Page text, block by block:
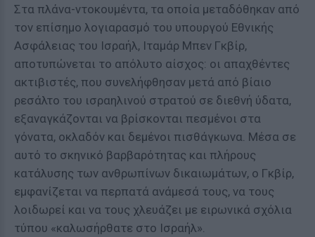
Στα πλάνα-ντοκουμέντα, τα οποία μεταδόθηκαν από
τον επίσημο λογιαρασμό του υπουργού Εθνικής
Ασφάλειας του Ισραήλ, Ιταμάρ Μπεν Γκβίρ,
αποτυπώνεται το απόλυτο αίσχος: οι απαχθέντες
ακτιβιστές, που συνελήφθησαν μετά από βίαιο
ρεσάλτο του ισραηλινού στρατού σε διεθνή ύδατα,
εξαναγκάζονται να βρίσκονται πεσμένοι στα
γόνατα, οκλαδόν και δεμένοι πισθάγκωνα. Μέσα σε
αυτό το σκηνικό βαρβαρότητας και πλήρους
κατάλυσης των ανθρωπίνων δικαιωμάτων, ο Γκβίρ,
εμφανίζεται να περπατά ανάμεσά τους, να τους
λοιδωρεί και να τους χλευάζει με ειρωνικά σχόλια
τύπου «καλωσήρθατε στο Ισραήλ».